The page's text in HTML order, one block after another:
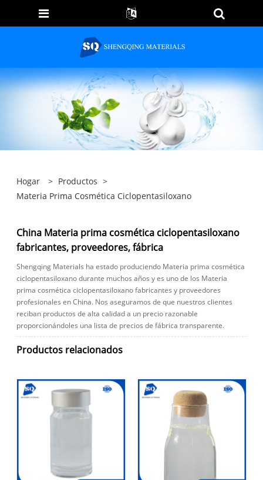
Hogar > Productos >
Materia Prima Cosmética Ciclopentasiloxano
China Materia prima cosmética ciclopentasiloxano
fabricantes, proveedores, fábrica
Shengqing Materials ha estado produciendo Materia prima cosmética
ciclopentasiloxano durante muchos años y es uno de los Materia
prima cosmética ciclopentasiloxano fabricantes y proveedores
profesionales en China. Nos aseguramos de que nuestros clientes
reciban productos de alta calidad a un precio razonable
proporcionándoles una lista de precios de fábrica transparente.
Productos relacionados